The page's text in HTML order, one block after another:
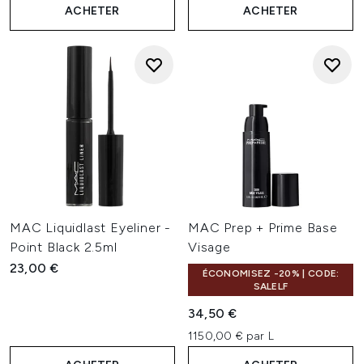
ACHETER ACHETER
MAC Liquidlast Eyeliner -
Point Black 2.5ml
23,00 €
MAC Prep + Prime Base
Visage
ÉCONOMISEZ -20% | CODE:
SALELF
34,50 €
1150,00 € par L